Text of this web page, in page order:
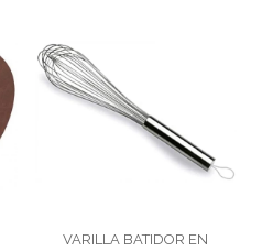
VARILLA BATIDOR EN